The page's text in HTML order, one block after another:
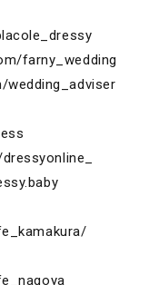
farny_wedding
wedding_adviser